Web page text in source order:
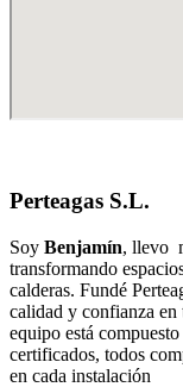
Perteagas S.L.
Soy Benjamín, llevo
transformando
calderas. Fundé
calidad y confianza
equipo está
certificados, todos
en cada instalación